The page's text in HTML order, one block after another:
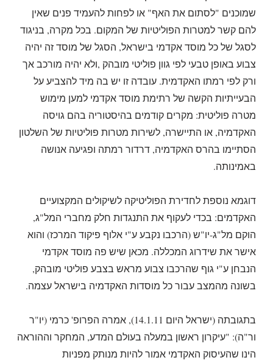
שמוכנים "לסתום את האף" או לפחות להעמיד פנים שאין
להם קשר למטרות הפוליטיות של המקום. בכל מקרה, בניגוד
לסגל של כל מוסד אקדמי בישראל, הסגל של מוסד זה יהיה
צבוע באופן טבעי לפי גוון פוליטי מובהק ,ולא יהיה מורכב אך
ורק לפי רמתו האקדמית. עובדה זו יש בה מיד להצביע על
הבעייתיות הקשה של רתימת מוסד אקדמי למען מימוש
מטרה פוליטית: מקרים קודמים בהיסטוריה בהם גויסה
האקדמיה, או התיישרה, לשירות מטרות פוליטיות של השלטון
הסתיימו בהרס האקדמיה, דרדור רמתה ופגיעה אנושה
באמינותה.
דוגמא נוספת לחדירת הפוליטיקה לשיקולים המקצועיים
האקדמים: בכדי לעקוף את התנגדות חלק מחברי המל"ג,
הוקם מל"ג-יו"ש (הרכבו נקבע ע"י אלוף פיקוד המרכז) והוא
אישר את שידרוג המכללה. מכאן שיש פה מוסד אקדמי
הנבחן ע"י גוף שהרכבו צבוע מראש בצבע פוליטי מובהק,
בשונה מהמצב עבור כל מוסדות האקדמיה בישראל עצמה.
בתגובתה (ישראל היום 14.1.11), אמרה הפרופ' כרמי (יו"ר
ור"ה): "עיקרון ראשון במעלה בעולם המדע, המחקר וההוראה
הינו שהעיסוק האקדמי אמור להיות מנותק מפניות